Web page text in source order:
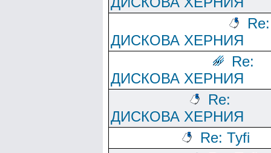
Re:
ДИСКОВА ХЕРНИЯ
Re:
ДИСКОВА ХЕРНИЯ
Re:
ДИСКОВА ХЕРНИЯ
Re: Tyfi